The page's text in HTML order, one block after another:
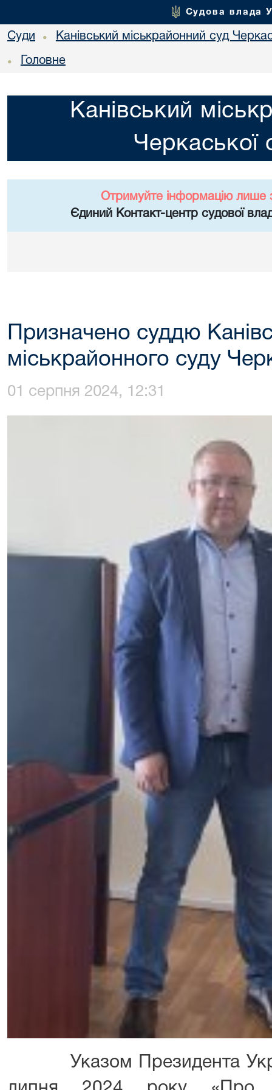
Судова влада
Суди • Канівський міськрайонний суд
• Головне
Канівський
Черкаської
Отримуйте інформацію лише
Єдиний Контакт-центр судової
Призначено суддю
міськрайонного суду
01 серпня 2024, 12:31
Указом Президента